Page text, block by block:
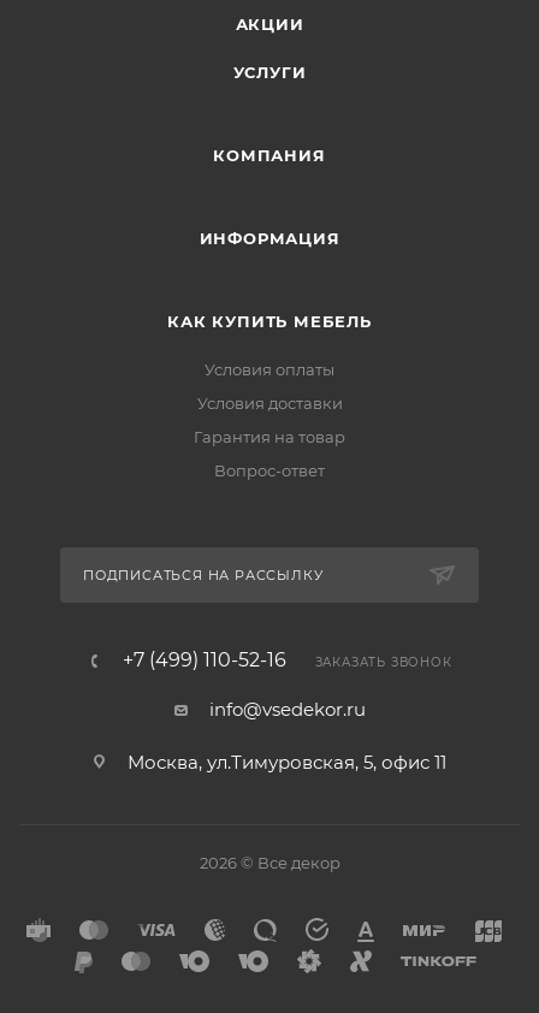
АКЦИИ
УСЛУГИ
КОМПАНИЯ
ИНФОРМАЦИЯ
КАК КУПИТЬ МЕБЕЛЬ
Условия оплаты
Условия доставки
Гарантия на товар
Вопрос-ответ
ПОДПИСАТЬСЯ НА РАССЫЛКУ
+7 (499) 110-52-16 ЗАКАЗАТЬ ЗВОНОК
info@vsedekor.ru
Москва, ул.Тимуровская, 5, офис 11
2026 © Все декор